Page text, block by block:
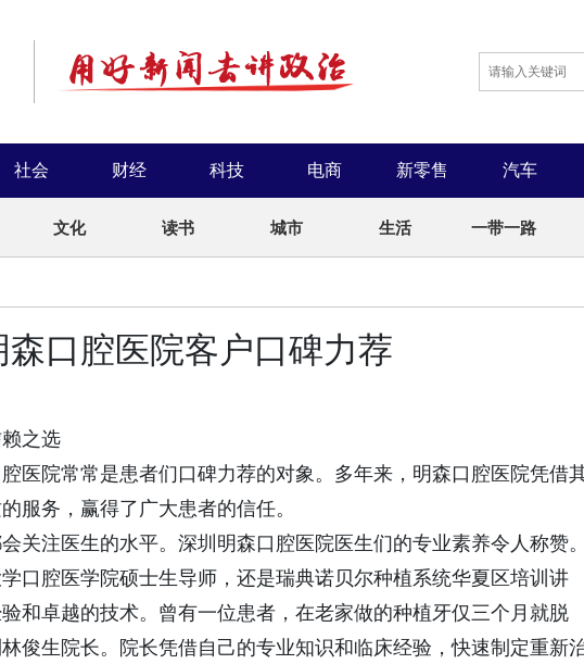
社会 财经 科技 电商 新零售 汽车
文化 读书 城市 生活 一带一路
口腔医院客户口碑力荐
之选
院常常是患者们口碑力荐的对象。多年来，明森口腔医院凭借
服务，赢得了广大患者的信任。
注医生的水平。深圳明森口腔医院医生们的专业素养令人称赞。
口腔医学院硕士生导师，还是瑞典诺贝尔种植系统华夏区培训讲
和卓越的技术。曾有一位患者，在老家做的种植牙仅三个月就脱
俊生院长。院长凭借自己的专业知识和临床经验，快速制定重新